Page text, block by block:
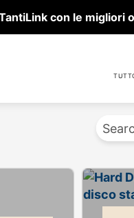
con le